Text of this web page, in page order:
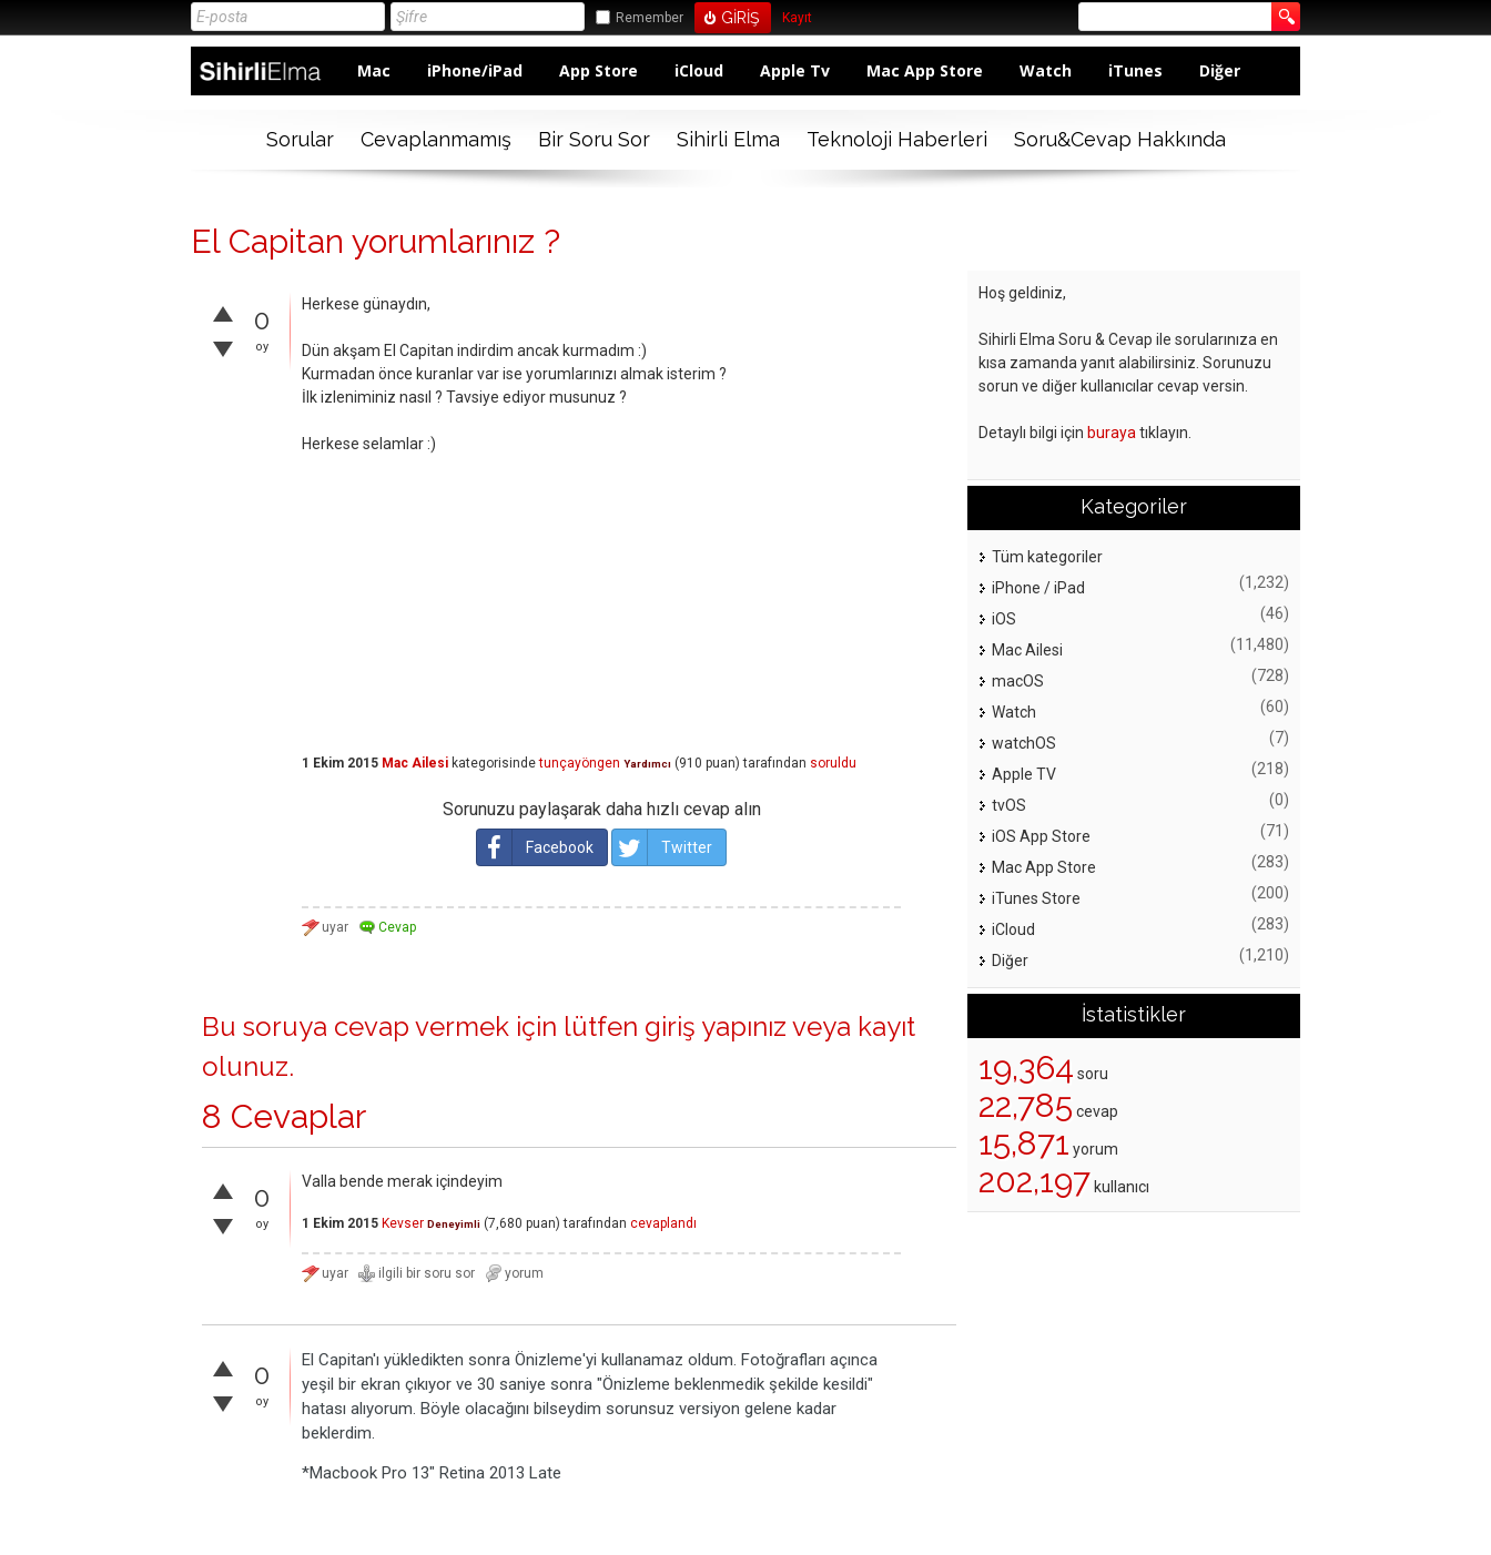
Remember Kayıt
Mac iPhone/iPad App Store iCloud Apple Tv Mac App Store Watch iTunes Diğer
Sorular Cevaplanmamış Bir Soru Sor Sihirli Elma Teknoloji Haberleri Soru&Cevap Hakkında
El Capitan yorumlarınız ?
0
oy
Herkese günaydın,
Dün akşam El Capitan indirdim ancak kurmadım :)
Kurmadan önce kuranlar var ise yorumlarınızı almak isterim ?
İlk izleniminiz nasıl ? Tavsiye ediyor musunuz ?
Herkese selamlar :)
1 Ekim 2015 Mac Ailesi kategorisinde tunçayöngen Yardımcı (910 puan) tarafından soruldu
Sorunuzu paylaşarak daha hızlı cevap alın
Facebook Twitter
Bu soruya cevap vermek için lütfen giriş yapınız veya kayıt
olunuz.
8 Cevaplar
0
oy
Valla bende merak içindeyim
1 Ekim 2015 Kevser Deneyimli (7,680 puan) tarafından cevaplandı
0
oy
El Capitan'ı yükledikten sonra Önizleme'yi kullanamaz oldum. Fotoğrafları açınca
yeşil bir ekran çıkıyor ve 30 saniye sonra "Önizleme beklenmedik şekilde kesildi"
hatası alıyorum. Böyle olacağını bilseydim sorunsuz versiyon gelene kadar
beklerdim.
*Macbook Pro 13" Retina 2013 Late
Hoş geldiniz,
Sihirli Elma Soru & Cevap ile sorularınıza en
kısa zamanda yanıt alabilirsiniz. Sorunuzu
sorun ve diğer kullanıcılar cevap versin.
Detaylı bilgi için buraya tıklayın.
Kategoriler
Tüm kategoriler
iPhone / iPad
(1,232)
iOS (46)
Mac Ailesi (11,480)
macOS (728)
Watch (60)
watchOS (7)
Apple TV (218)
tvOS (0)
iOS App Store (71)
Mac App Store (283)
iTunes Store (200)
iCloud (283)
Diğer (1,210)
İstatistikler
19,364 soru
22,785 cevap
15,871 yorum
202,197 kullanıcı